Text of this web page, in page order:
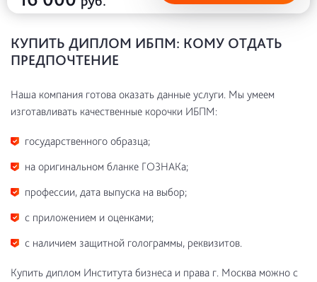
КУПИТЬ ДИПЛОМ ИБПМ: КОМУ ОТДАТЬ
ПРЕДПОЧТЕНИЕ
Наша компания готова оказать данные услуги. Мы умеем
изготавливать качественные корочки ИБПМ:
государственного образца;
на оригинальном бланке ГОЗНАКа;
профессии, дата выпуска на выбор;
с приложением и оценками;
с наличием защитной голограммы, реквизитов.
Купить диплом Института бизнеса и права г. Москва можно с